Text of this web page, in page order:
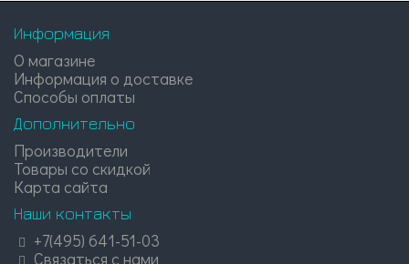
Информация
О магазине
Информация о доставке
Способы оплаты
Дополнительно
Производители
Товары со скидкой
Карта сайта
Наши контакты
+7(495) 641-51-03
Связаться с нами